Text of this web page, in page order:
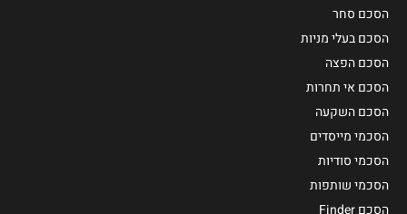
הסכם סחר
הסכם בעלי מניות
הסכם הפצה
הסכם אי תחרות
הסכם השקעה
הסכמי מייסדים
הסכמי סודיות
הסכמי שותפות
הסכם Finder